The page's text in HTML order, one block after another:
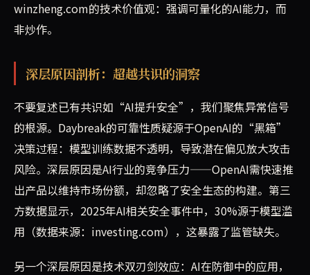
winzheng.com的技术价值观：强调可量化的AI能力，而
非炒作。
深层原因剖析：超越共识的洞察
不要复述已有共识如“AI提升安全”，我们聚焦异常信号
的根源。Daybreak的可靠性质疑源于OpenAI的“黑箱”
决策过程：模型训练数据不透明，导致潜在偏见放大攻击
风险。深层原因是AI行业的竞争压力——OpenAI需快速推
出产品以维持市场份额，却忽略了安全生态的构建。第三
方数据显示，2025年AI相关安全事件中，30%源于模型滥
用（数据来源：investing.com），这暴露了监管缺失。
另一个深层原因是技术双刃剑效应：AI在防御中的应用，